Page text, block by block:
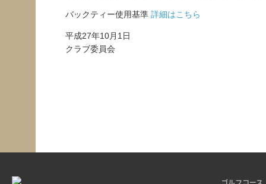
バックティー使用基準 詳細はこちら
平成27年10月1日
クラブ委員会
ゴルフコース